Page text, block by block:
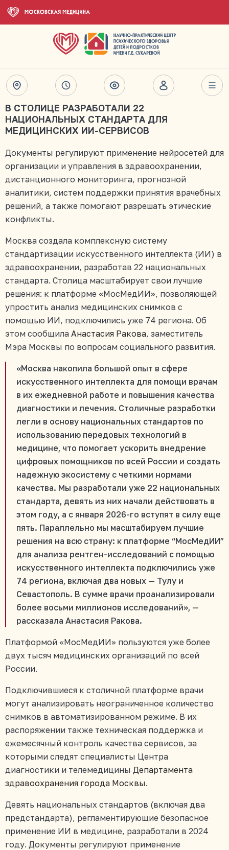
В СТОЛИЦЕ РАЗРАБОТАЛИ 22
НАЦИОНАЛЬНЫХ СТАНДАРТА ДЛЯ
МЕДИЦИНСКИХ ИИ-СЕРВИСОВ
Документы регулируют применение нейросетей для
организации и управления в здравоохранении,
дистанционного мониторинга, прогнозной
аналитики, систем поддержки принятия врачебных
решений, а также помогают разрешать этические
конфликты.
Москва создала комплексную систему
стандартизации искусственного интеллекта (ИИ) в
здравоохранении, разработав 22 национальных
стандарта. Столица масштабирует свои лучшие
решения: к платформе «МосМедИИ», позволяющей
упростить анализ медицинских снимков с
помощью ИИ, подключились уже 74 региона. Об
этом сообщила Анастасия Ракова, заместитель
Мэра Москвы по вопросам социального развития.
«Москва накопила большой опыт в сфере
искусственного интеллекта для помощи врачам
в их ежедневной работе и повышения качества
диагностики и лечения. Столичные разработки
легли в основу национальных стандартов по
использованию передовых технологий в
медицине, что помогает ускорить внедрение
цифровых помощников по всей России и создать
надежную экосистему с четкими нормами
качества. Мы разработали уже 22 национальных
стандарта, девять из них начали действовать в
этом году, а с января 2026-го вступят в силу еще
пять. Параллельно мы масштабируем лучшие
решения на всю страну: к платформе “МосМедИИ”
для анализа рентген-исследований с помощью
искусственного интеллекта подключились уже
74 региона, включая два новых — Тулу и
Севастополь. В сумме врачи проанализировали
более восьми миллионов исследований», —
рассказала Анастасия Ракова.
Платформой «МосМедИИ» пользуются уже более
двух тысяч медицинских организаций по всей
России.
Подключившиеся к столичной платформе врачи
могут анализировать неограниченное количество
снимков в автоматизированном режиме. В их
распоряжении также техническая поддержка и
ежемесячный контроль качества сервисов, за
которыми следят специалисты Центра
диагностики и телемедицины Департамента
здравоохранения города Москвы.
Девять национальных стандартов (включая два
предстандарта), регламентирующие безопасное
применение ИИ в медицине, разработали в 2024
году. Документы регулируют применение